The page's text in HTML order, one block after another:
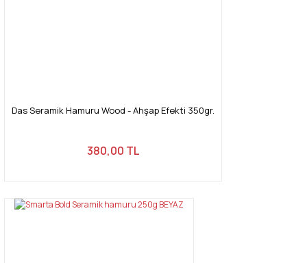
Das Seramik Hamuru Wood - Ahşap Efekti 350gr.
380,00 TL